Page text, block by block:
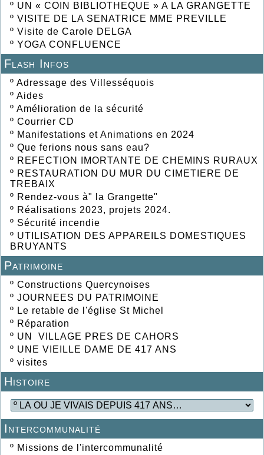
º UN « COIN BIBLIOTHEQUE » A LA GRANGETTE
º VISITE DE LA SENATRICE MME PREVILLE
º Visite de Carole DELGA
º YOGA CONFLUENCE
Flash Infos
º Adressage des Villesséquois
º Aides
º Amélioration de la sécurité
º Courrier CD
º Manifestations et Animations en 2024
º Que ferions nous sans eau?
º REFECTION IMORTANTE DE CHEMINS RURAUX
º RESTAURATION DU MUR DU CIMETIERE DE
TREBAIX
º Rendez-vous à" la Grangette"
º Réalisations 2023, projets 2024.
º Sécurité incendie
º UTILISATION DES APPAREILS DOMESTIQUES
BRUYANTS
Patrimoine
º Constructions Quercynoises
º JOURNEES DU PATRIMOINE
º Le retable de l'église St Michel
º Réparation
º UN VILLAGE PRES DE CAHORS
º UNE VIEILLE DAME DE 417 ANS
º visites
Histoire
Intercommunalité
º Missions de l'intercommunalité